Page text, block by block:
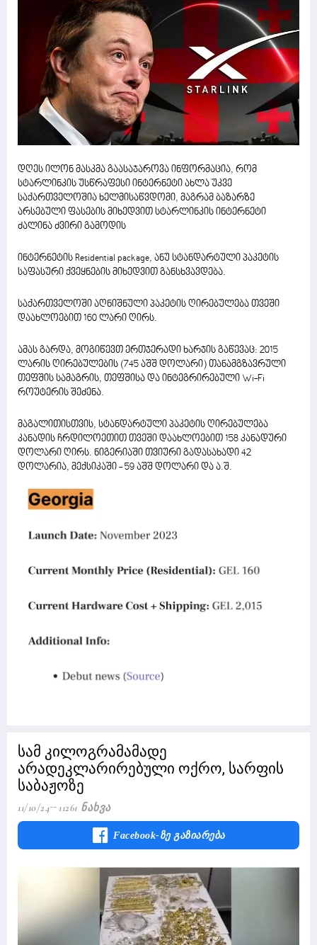
დღეს ილონ მასკმა გაასაჯაროვა ინფორმაცია, რომ
სტარლინკის უსწრაფესი ინტერნეტი ახლა უკვე
საქართველოშია ხელმისაწვდომი, მაგრამ ბაზარზე
არსებული ფასების მიხედვით სტარლინკის ინტერნეტი
ძალინა ძვირი გამოდის
ინტერნეტის Residential package, ანუ სტანდარტული პაკეტის
საფასური ქვეყნების მიხედვით განსხვავდება.
საქართველოში აღნიშნული პაკეტის ღირებულება თვეში
დაახლოებით 160 ლარი ღირს.
ამას გარდა, მოგიწევთ ერთჯერადი ხარჯის გაწევაც: 2015
ლარის ღირებულების (745 აშშ დოლარი) თანამგზავრული
თეფშის სამაგრის, თეფშისა და ინტეგრირებული Wi-Fi
როუტერის შეძენა.
მაგალითისთვის, სტანდარტული პაკეტის ღირებულება
კანადის ჩრდილოეთით თვეში დაახლოებით 158 კანადური
დოლარი ღირს. ნიგერიაში თვიური გადასახადი 42
დოლარია, მექსიკაში - 59 აშშ დოლარი და ა.შ.
სამ კილოგრამამადე
არადეკლარირებული ოქრო, სარფის
საბაჟოზე
11/10/24 11261 Ნახვა
Facebook-Ზე Გაზიარება